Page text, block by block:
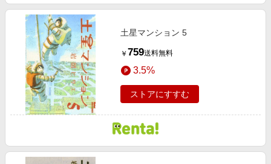
旅行・レジャー・ホテル予約
生活・お役立ち
金融・マネー・保険
デジタルコンテンツ
ビジネス・その他サービス
Apple公式サイト×楽天カード分割払い
Qoo10メガポ
Samsung ボーナスキャンペーン
週末の高還元 夏の長期版
土星マンション 5
￥ 759送料無料
3.5%
ストアにすすむ